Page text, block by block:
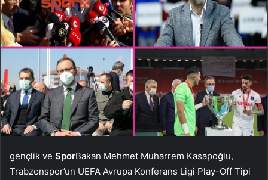
gençlik ve SporBakan Mehmet Muharrem Kasapoğlu,
Trabzonspor’un UEFA Avrupa Konferans Ligi Play-Off Tipi